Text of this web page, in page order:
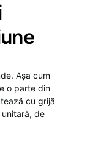
Așa cum
o parte din
cu grijă
de